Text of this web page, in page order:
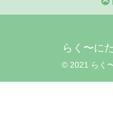
らく〜に
© 2021 らく